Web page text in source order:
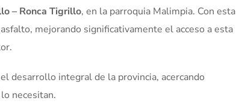
– Ronca Tigrillo, en la parroquia Malimpia. Con esta
mejorando significativamente el acceso a esta
desarrollo integral de la provincia, acercando
necesitan.